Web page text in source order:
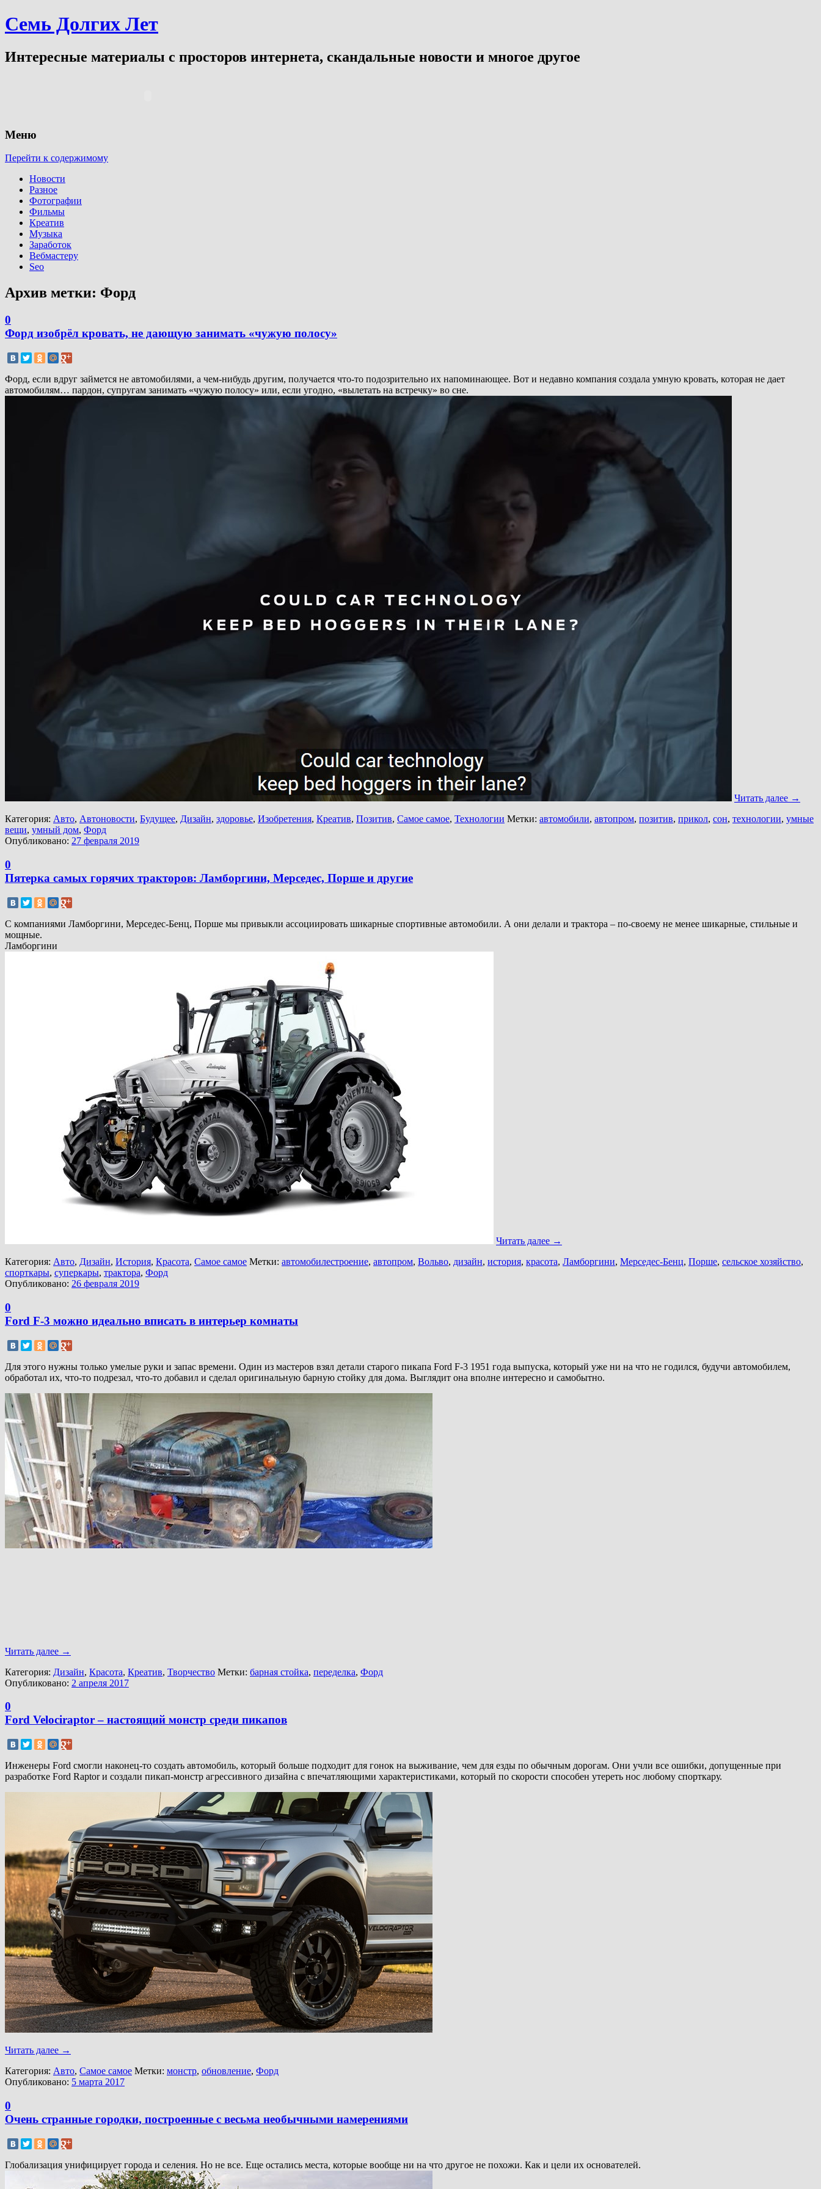
Семь Долгих Лет
Интересные материалы с просторов интернета, скандальные новости и многое другое
Меню
Перейти к содержимому
Новости
Разное
Фотографии
Фильмы
Креатив
Музыка
Заработок
Вебмастеру
Seo
Архив метки: Форд
0
Форд изобрёл кровать, не дающую занимать «чужую полосу»
Форд, если вдруг займется не автомобилями, а чем-нибудь другим, получается что-то подозрительно их напоминающее. Вот и недавно компания создала умную кровать, которая не дает
автомобилям… пардон, супругам занимать «чужую полосу» или, если угодно, «вылетать на встречку» во сне.
Читать далее →
Категория: Авто, Автоновости, Будущее, Дизайн, здоровье, Изобретения, Креатив, Позитив, Самое самое, Технологии Метки: автомобили, автопром, позитив, прикол, сон, технологии, умные
вещи, умный дом, Форд
Опубликовано: 27 февраля 2019
0
Пятерка самых горячих тракторов: Ламборгини, Мерседес, Порше и другие
С компаниями Ламборгини, Мерседес-Бенц, Порше мы привыкли ассоциировать шикарные спортивные автомобили. А они делали и трактора – по-своему не менее шикарные, стильные и
мощные.
Ламборгини
Читать далее →
Категория: Авто, Дизайн, История, Красота, Самое самое Метки: автомобилестроение, автопром, Вольво, дизайн, история, красота, Ламборгини, Мерседес-Бенц, Порше, сельское хозяйство,
спорткары, суперкары, трактора, Форд
Опубликовано: 26 февраля 2019
0
Ford F-3 можно идеально вписать в интерьер комнаты
Для этого нужны только умелые руки и запас времени. Один из мастеров взял детали старого пикапа Ford F-3 1951 года выпуска, который уже ни на что не годился, будучи автомобилем,
обработал их, что-то подрезал, что-то добавил и сделал оригинальную барную стойку для дома. Выглядит она вполне интересно и самобытно.
Читать далее →
Категория: Дизайн, Красота, Креатив, Творчество Метки: барная стойка, переделка, Форд
Опубликовано: 2 апреля 2017
0
Ford Velociraptor – настоящий монстр среди пикапов
Инженеры Ford смогли наконец-то создать автомобиль, который больше подходит для гонок на выживание, чем для езды по обычным дорогам. Они учли все ошибки, допущенные при
разработке Ford Raptor и создали пикап-монстр агрессивного дизайна с впечатляющими характеристиками, который по скорости способен утереть нос любому спорткару.
Читать далее →
Категория: Авто, Самое самое Метки: монстр, обновление, Форд
Опубликовано: 5 марта 2017
0
Очень странные городки, построенные с весьма необычными намерениями
Глобализация унифицирует города и селения. Но не все. Еще остались места, которые вообще ни на что другое не похожи. Как и цели их основателей.